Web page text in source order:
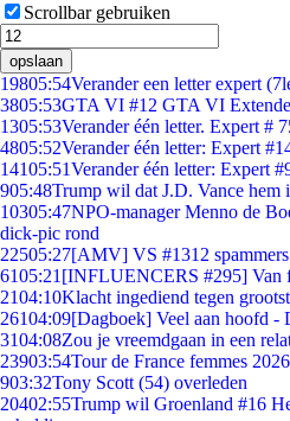
Scrollbar gebruiken
opslaan
19805:54Verander een letter expert
3805:53GTA VI #12 GTA VI
1305:53Verander één letter. Expert #
4805:52Verander één letter: Expert
14105:51Verander één letter: Expert
905:48Trump wil dat J.D. Vance hem
10305:47NPO-manager Menno de
dick-pic rond
22505:27[AMV] VS #1312
6105:21 [INFLUENCERS #295] Van
2104:10Klacht ingediend tegen
26104:09[Dagboek] Veel aan hoofd -
3104:08Zou je vreemdgaan in een
23903:54Tour de France femmes
903:32Tony Scott (54) overleden
20402:55Trump wil Groenland #16